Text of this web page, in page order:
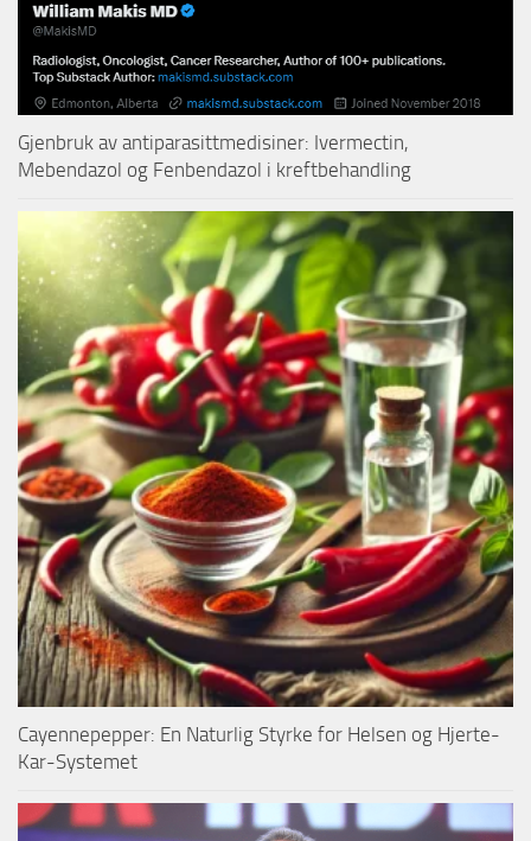
Gjenbruk av antiparasittmedisiner: Ivermectin,
Mebendazol og Fenbendazol i kreftbehandling
Cayennepepper: En Naturlig Styrke for Helsen og Hjerte-
Kar-Systemet